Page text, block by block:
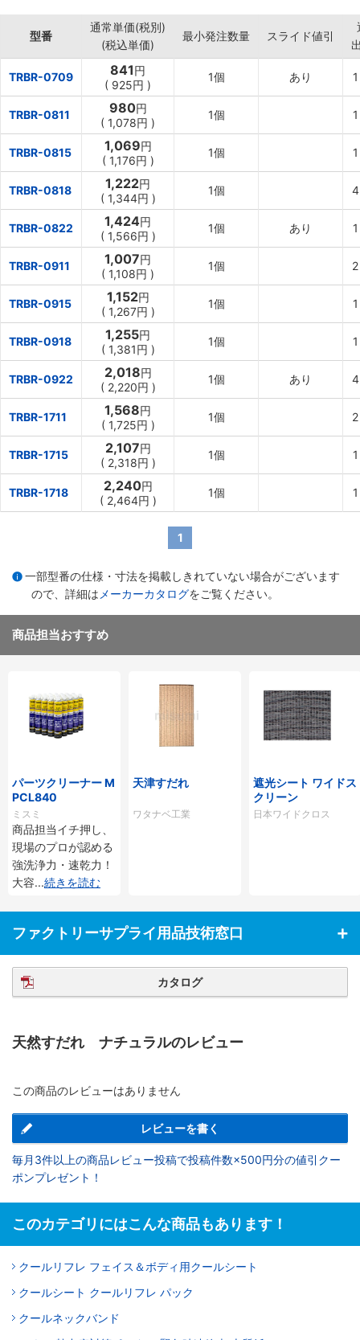
型番
通常単価(税別)
(税込単価)
最小発注数量 スライド値引
TRBR-0709 841円
( 925円 )
1個 あり 1
TRBR-0811 980円
( 1,078円 )
1個 1
TRBR-0815 1,069円
( 1,176円 )
1個 1
TRBR-0818 1,222円
( 1,344円 )
1個 4
TRBR-0822 1,424円
( 1,566円 )
1個 あり 1
TRBR-0911 1,007円
( 1,108円 )
1個 2
TRBR-0915 1,152円
( 1,267円 )
1個 1
TRBR-0918 1,255円
( 1,381円 )
1個 1
TRBR-0922 2,018円
( 2,220円 )
1個 あり 4
TRBR-1711 1,568円
( 1,725円 )
1個 2
TRBR-1715 2,107円
( 2,318円 )
1個 1
TRBR-1718 2,240円
( 2,464円 )
1個 1
1
一部型番の仕様・寸法を掲載しきれていない場合がございます
ので、詳細は メーカーカタログをご覧ください。
商品担当おすすめ
パーツクリーナー M
PCL840
ミスミ
商品担当イチ押し、
現場のプロが認める
強洗浄力・速乾力！
大容...続きを読む
天津すだれ
ワタナベ工業
遮光シート ワイドス
クリーン
日本ワイドクロス
ファクトリーサプライ用品技術窓口
カタログ
天然すだれ ナチュラルのレビュー
この商品のレビューはありません
レビューを書く
毎月3件以上の商品レビュー投稿で投稿件数×500円分の値引クー
ポンプレゼント！
このカテゴリにはこんな商品もあります！
クールリフレ フェイス＆ボディ用クールシート
クールシート クールリフレ パック
クールネックバンド